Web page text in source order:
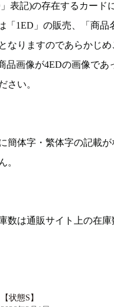
表記)の存在するカー
「1ED」の販売、「商
なりますのであらかじ
品画像が4EDの画像で
さい。
簡体字・繁体字の記載
。
数は通販サイト上の在
【状態S】